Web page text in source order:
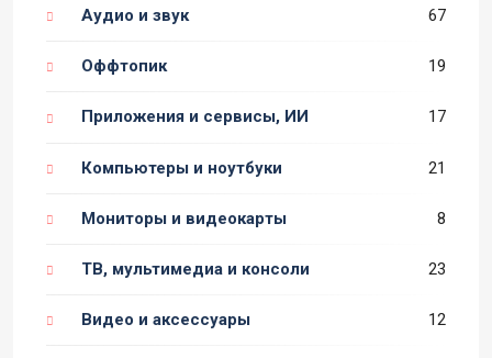
Аудио и звук 67
Оффтопик 19
Приложения и сервисы, ИИ 17
Компьютеры и ноутбуки 21
Мониторы и видеокарты 8
ТВ, мультимедиа и консоли 23
Видео и аксессуары 12